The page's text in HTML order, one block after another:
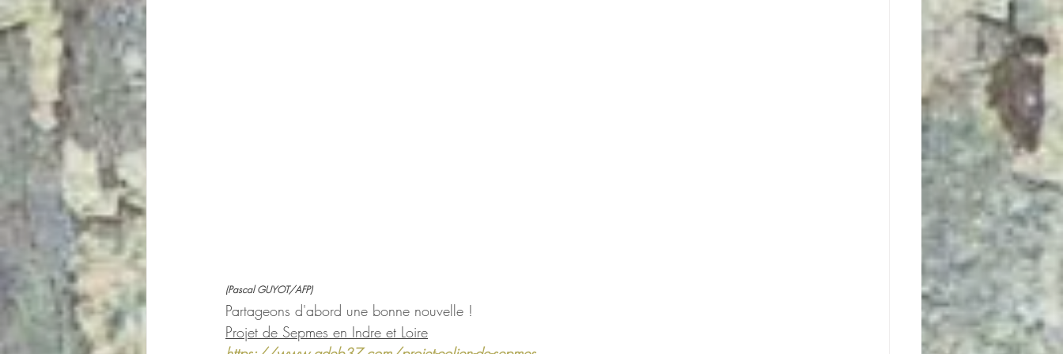
(Pascal GUYOT/AFP)
Partageons d'abord une bonne nouvelle !
Projet de Sepmes en Indre et Loire